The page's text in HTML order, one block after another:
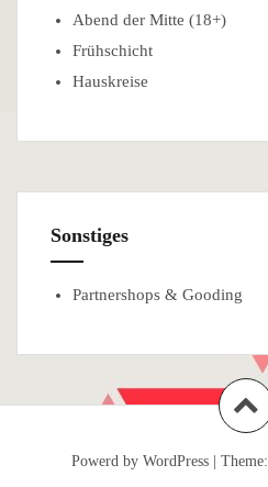
Abend der Mitte (18+)
Frühschicht
Hauskreise
Sonstiges
Partnershops & Gooding
Powerd by WordPress Theme: